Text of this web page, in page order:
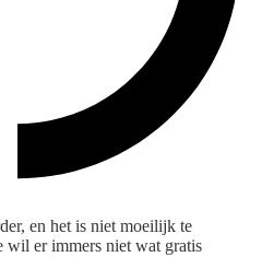
en het is niet moeilijk te
wil er immers niet wat gratis